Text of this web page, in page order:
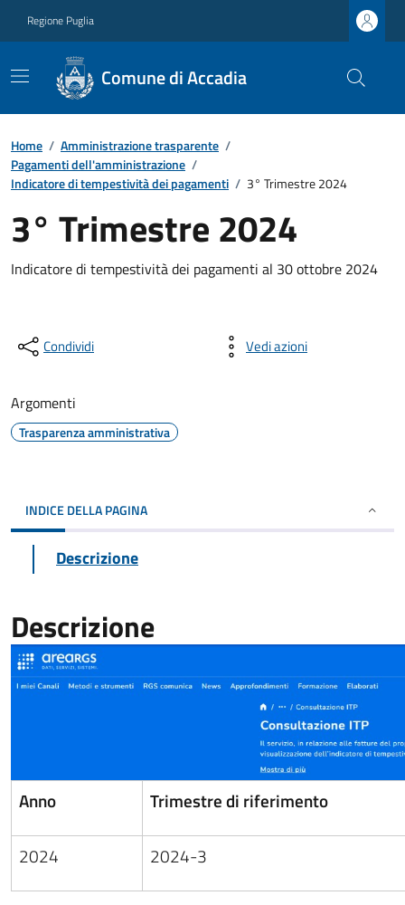
Regione Puglia
Comune di Accadia
Home / Amministrazione trasparente /
Pagamenti dell'amministrazione /
Indicatore di tempestività dei pagamenti / 3° Trimestre 2024
3° Trimestre 2024
Indicatore di tempestività dei pagamenti al 30 ottobre 2024
Condividi Vedi azioni
Argomenti
Trasparenza amministrativa
INDICE DELLA PAGINA
Descrizione
Descrizione
Anno Trimestre di riferimento
2024 2024-3